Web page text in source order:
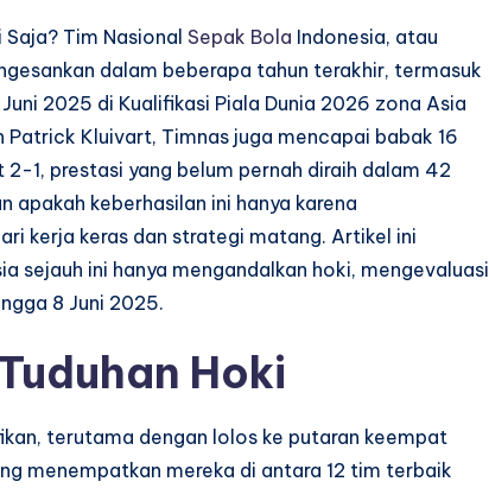
Tim Nasional Sepak Bola Indonesia, atau
dalam beberapa tahun terakhir, termasuk
2025 di Kualifikasi Piala Dunia 2026 zona Asia
Kluivart, Timnas juga mencapai babak 16
1, prestasi yang belum pernah diraih dalam 42
apakah keberhasilan ini hanya karena
kerja keras dan strategi matang. Artikel ini
sejauh ini hanya mengandalkan hoki, mengevaluasi
8 Juni 2025.
Hoki
terutama dengan lolos ke putaran keempat
menempatkan mereka di antara 12 tim terbaik